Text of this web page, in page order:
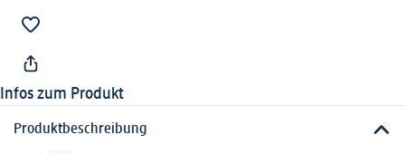
Infos zum Produkt
Produktbeschreibung